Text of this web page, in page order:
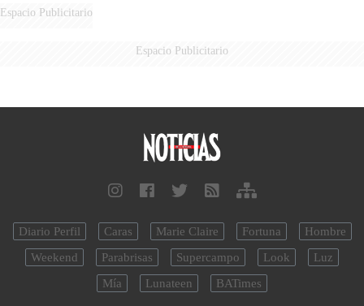
Espacio Publicitario
Espacio Publicitario
Diario Perfil Caras Marie Claire Fortuna
Hombre
Weekend
Parabrisas Supercampo Look
Luz
Mía
Lunateen BATimes